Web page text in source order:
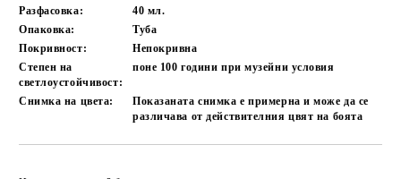
Разфасовка:
40 мл.
Опаковка:
Туба
Покривност:
Непокривна
Степен на
светлоустойчивост:
поне 100години при музейни условия
Снимка на цвета:
Показаната снимка е примерна и може да се
различава от действителния цвят на боята